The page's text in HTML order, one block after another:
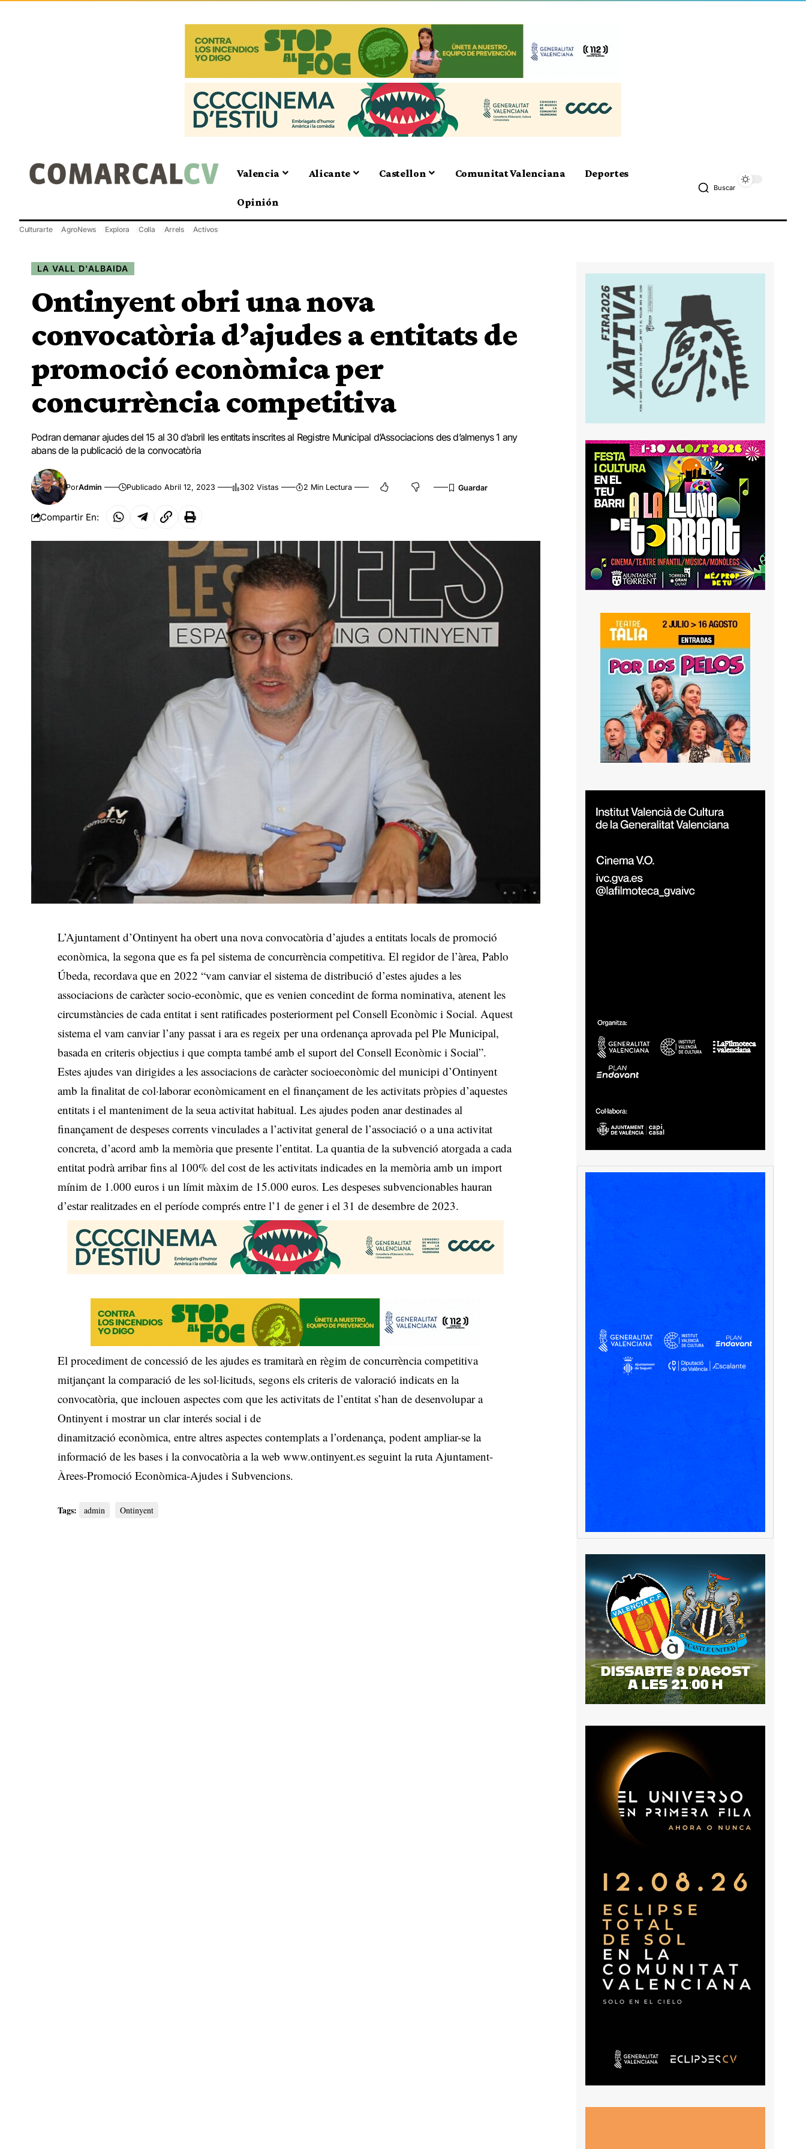
Valencia Alicante Castellon Comunitat Valenciana Deportes
Opinión
Buscar
Culturarte AgroNews Explora Colla Arrels Activos
LA VALL D'ALBAIDA
Ontinyent obri una nova
convocatòria d’ajudes a entitats de
promoció econòmica per
concurrència competitiva
Podran demanar ajudes del 15 al 30 d’abril les entitats inscrites al Registre Municipal d’Associacions des d’almenys 1 any
abans de la publicació de la convocatòria
PorAdmin Publicado Abril 12, 2023 302 Vistas 2 Min Lectura
Compartir En:
L’Ajuntament d’Ontinyent ha obert una nova convocatòria d’ajudes a entitats locals de promoció
econòmica, la segona que es fa pel sistema de concurrència competitiva. El regidor de l’àrea, Pablo
Úbeda, recordava que en 2022 “vam canviar el sistema de distribució d’estes ajudes a les
associacions de caràcter socio-econòmic, que es venien concedint de forma nominativa, atenent les
circumstàncies de cada entitat i sent ratificades posteriorment pel Consell Econòmic i Social. Aquest
sistema el vam canviar l’any passat i ara es regeix per una ordenança aprovada pel Ple Municipal,
basada en criteris objectius i que compta també amb el suport del Consell Econòmic i Social”.
Estes ajudes van dirigides a les associacions de caràcter socioeconòmic del municipi d’Ontinyent
amb la finalitat de col·laborar econòmicament en el finançament de les activitats pròpies d’aquestes
entitats i el manteniment de la seua activitat habitual. Les ajudes poden anar destinades al
finançament de despeses corrents vinculades a l’activitat general de l’associació o a una activitat
concreta, d’acord amb la memòria que presente l’entitat. La quantia de la subvenció atorgada a cada
entitat podrà arribar fins al 100% del cost de les activitats indicades en la memòria amb un import
mínim de 1.000 euros i un límit màxim de 15.000 euros. Les despeses subvencionables hauran
d’estar realitzades en el període comprés entre l’1 de gener i el 31 de desembre de 2023.
El procediment de concessió de les ajudes es tramitarà en règim de concurrència competitiva
mitjançant la comparació de les sol·licituds, segons els criteris de valoració indicats en la
convocatòria, que inclouen aspectes com que les activitats de l’entitat s’han de desenvolupar a
Ontinyent i mostrar un clar interés social i de
dinamització econòmica, entre altres aspectes contemplats a l’ordenança, podent ampliar-se la
informació de les bases i la convocatòria a la web www.ontinyent.es seguint la ruta Ajuntament-
Àrees-Promoció Econòmica-Ajudes i Subvencions.
Tags: admin Ontinyent